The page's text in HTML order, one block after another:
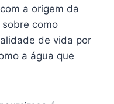
a origem da
como
de vida por
a água que